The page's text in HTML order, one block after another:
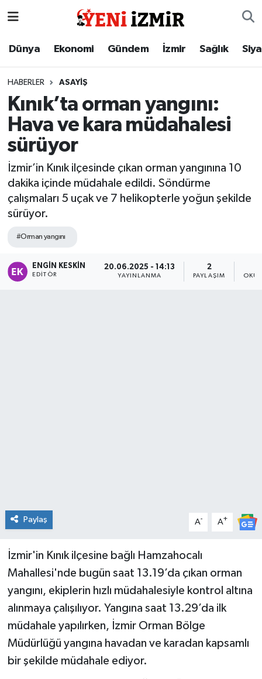
Dünya Ekonomi Gündem İzmir Sağlık
HABERLER ASAYIŞ
Kınık’ta orman yangını:
Hava ve kara müdahalesi
sürüyor
İzmir’in Kınık ilçesinde çıkan orman yangınına 10
dakika içinde müdahale edildi. Söndürme
çalışmaları 5 uçak ve 7 helikopterle yoğun şekilde
sürüyor.
#Orman yangını
ENGIN KESKIN
EDITÖR
20.06.2025 - 14:13
YAYINLANMA
2
PAYLAŞIM
Paylaş A- A+
İzmir'in Kınık ilçesine bağlı Hamzahocalı
Mahallesi'nde bugün saat 13.19’da çıkan orman
yangını, ekiplerin hızlı müdahalesiyle kontrol altına
alınmaya çalışılıyor. Yangına saat 13.29’da ilk
müdahale yapılırken, İzmir Orman Bölge
Müdürlüğü yangına havadan ve karadan kapsamlı
bir şekilde müdahale ediyor.
Dünya
Gündem
İzmir
Sağlık
Siyaset
İzmir Nöbetçi Eczaneler
İzmir Namaz Vakitleri
İzmir Trafik Yoğunluk Haritası
Süper Lig Puan Durumu ve Fikstür
Tüm Manşetler